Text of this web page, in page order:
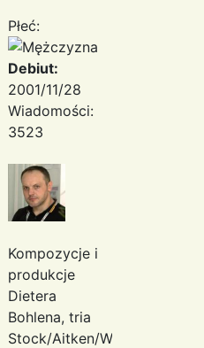
Płeć:
Debiut:
2001/11/28
Wiadomości:
3523
Kompozycje i
produkcje
Dietera
Bohlena, tria
Stock/Aitken/Waterman,